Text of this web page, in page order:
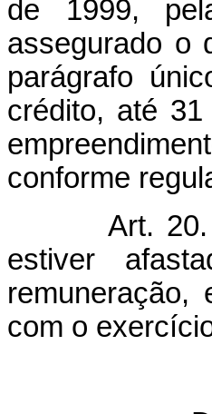
de 1999,
assegurado o
parágrafo
crédito, até
conforme
Art. 20.
estiver
remuneração,
com o